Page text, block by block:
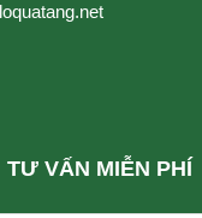
TƯ VẤN MIỄN PHÍ